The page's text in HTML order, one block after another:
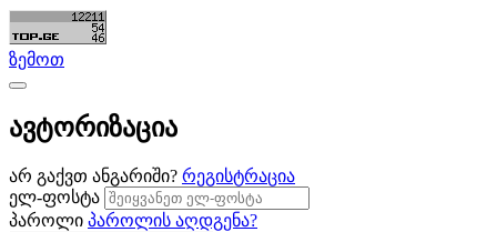
ზემოთ
ავტორიზაცია
არ გაქვთ ანგარიში? რეგისტრაცია
ელ-ფოსტა
პაროლი პაროლის აღდგენა?